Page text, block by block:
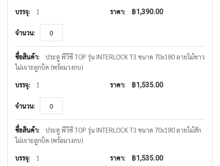
1 ฿1,390.00
ประตู พีวีซี TOP รุ่น INTERLOCK T3 ขนาด 70x180 ลายไม้ขาว
ไม่เจาะลูกบิด (พร้อมวงกบ)
1 ฿1,535.00
ประตู พีวีซี TOP รุ่น INTERLOCK T3 ขนาด 70x180 ลายไม้สัก
ไม่เจาะลูกบิด (พร้อมวงกบ)
1 ฿1,535.00